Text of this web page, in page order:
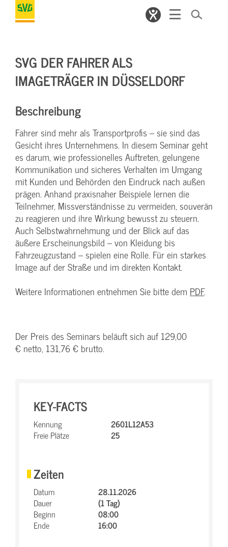
SVG DER FAHRER ALS
IMAGETRÄGER IN DÜSSELDORF
Beschreibung
Fahrer sind mehr als Transportprofis – sie sind das
Gesicht ihres Unternehmens. In diesem Seminar geht
es darum, wie professionelles Auftreten, gelungene
Kommunikation und sicheres Verhalten im Umgang
mit Kunden und Behörden den Eindruck nach außen
prägen. Anhand praxisnaher Beispiele lernen die
Teilnehmer, Missverständnisse zu vermeiden, souverän
zu reagieren und ihre Wirkung bewusst zu steuern.
Auch Selbstwahrnehmung und der Blick auf das
äußere Erscheinungsbild – von Kleidung bis
Fahrzeugzustand – spielen eine Rolle. Für ein starkes
Image auf der Straße und im direkten Kontakt.
Weitere Informationen entnehmen Sie bitte dem PDF.
Der Preis des Seminars beläuft sich auf 129,00
€ netto, 131,76 € brutto.
KEY-FACTS
Kennung
2601L12A53
Freie Plätze
25
Zeiten
Datum
28.11.2026
Dauer
(1 Tag)
Beginn
08:00
Ende
16:00